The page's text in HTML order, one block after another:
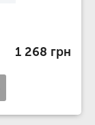
1 268 грн